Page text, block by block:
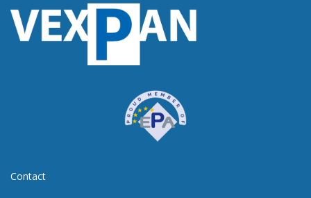
Contact